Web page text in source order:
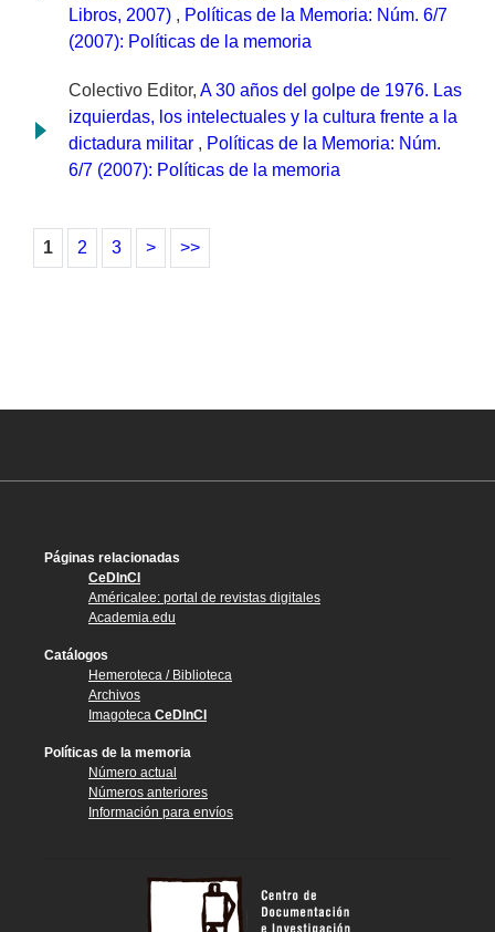
Libros, 2007) , Políticas de la Memoria: Núm. 6/7
(2007): Políticas de la memoria
Colectivo Editor, A 30 años del golpe de 1976. Las
izquierdas, los intelectuales y la cultura frente a la
dictadura militar , Políticas de la Memoria: Núm.
6/7 (2007): Políticas de la memoria
1 2 3 > >>
Páginas relacionadas
CeDInCI
Américalee: portal de revistas digitales
Academia.edu
Catálogos
Hemeroteca / Biblioteca
Archivos
Imagoteca CeDInCI
Políticas de la memoria
Número actual
Números anteriores
Información para envíos